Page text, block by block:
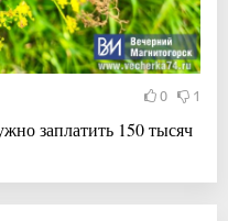
0 1
заплатить 150 тысяч